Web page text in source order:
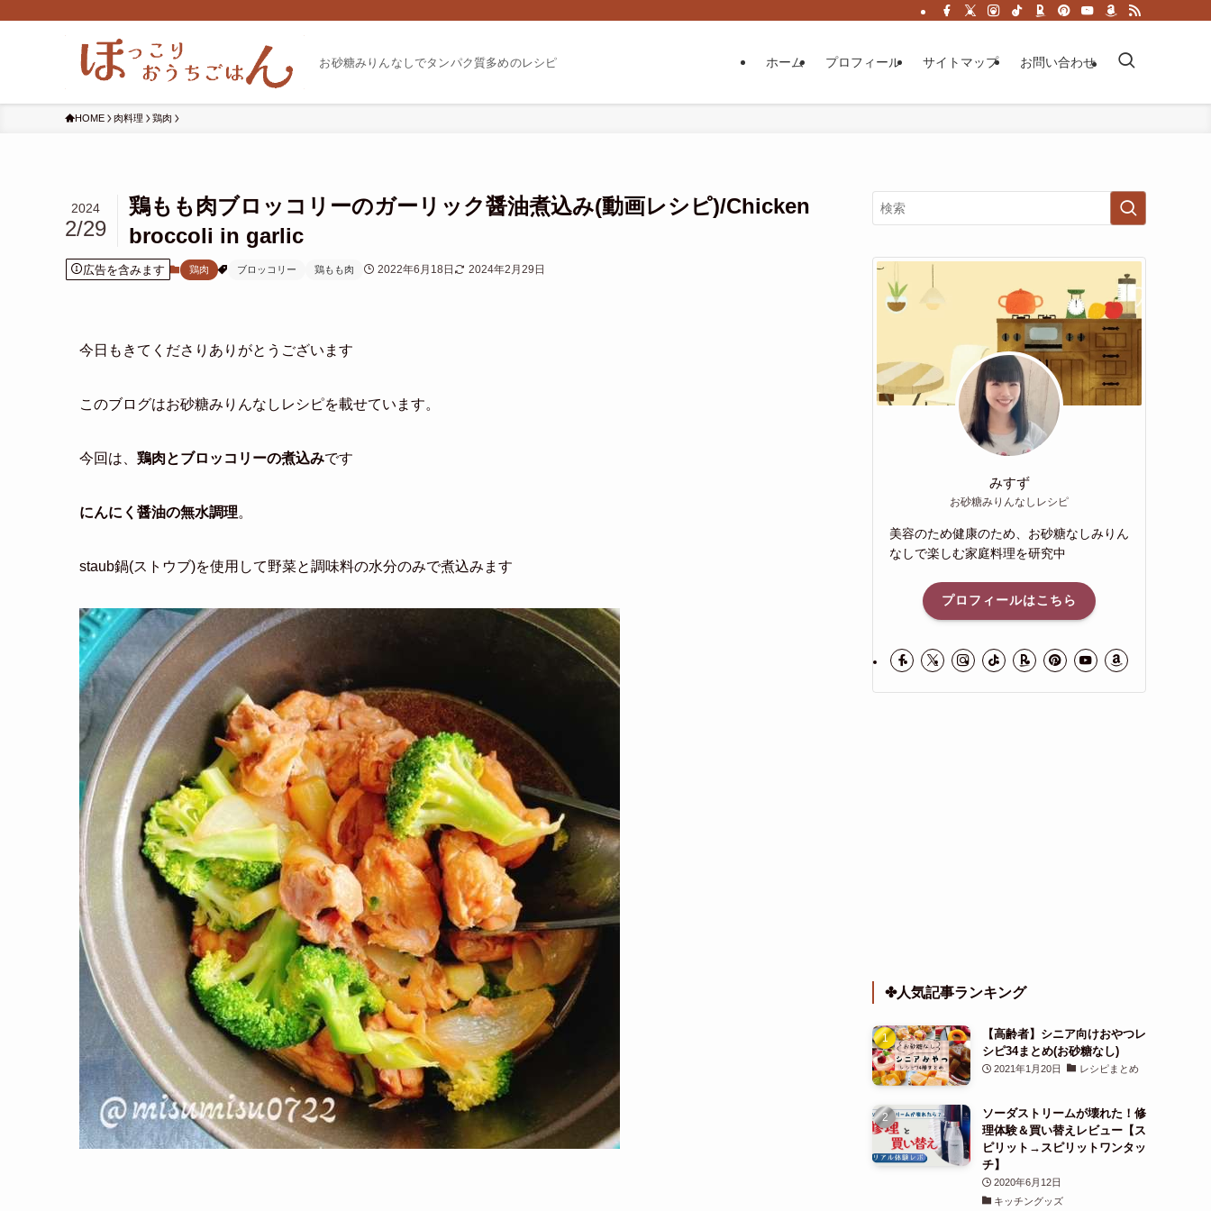
お砂糖みりんなしでタンパク質多めのレシピ ホーム プロフィール サイトマップ お問い合わせ
HOME 肉料理 鶏肉
鶏もも肉ブロッコリーのガーリック醤油煮込み(動画レシピ)/Chicken
broccoli in garlic
2024
2/29
広告を含みます 鶏肉 ブロッコリー 鶏もも肉 2022年6月18日 2024年2月29日
今日もきてくださりありがとうございます
このブログはお砂糖みりんなしレシピを載せています。
今回は、 鶏肉とブロッコリーの煮込みです
にんにく醤油の無水調理。
staub鍋(ストウブ)を使用して野菜と調味料の水分のみで煮込みます
みすず
お砂糖みりんなしレシピ
美容のため健康のため、お砂糖なしみりん
なしで楽しむ家庭料理を研究中
プロフィールはこちら
✤人気記事ランキング
【高齢者】シニア向けおやつレ
シピ34まとめ(お砂糖なし)
2021年1月20日 レシピまとめ
ソーダストリームが壊れた！修
理体験＆買い替えレビュー【ス
ピリット→スピリットワンタッ
チ】
2020年6月12日
キッチングッズ